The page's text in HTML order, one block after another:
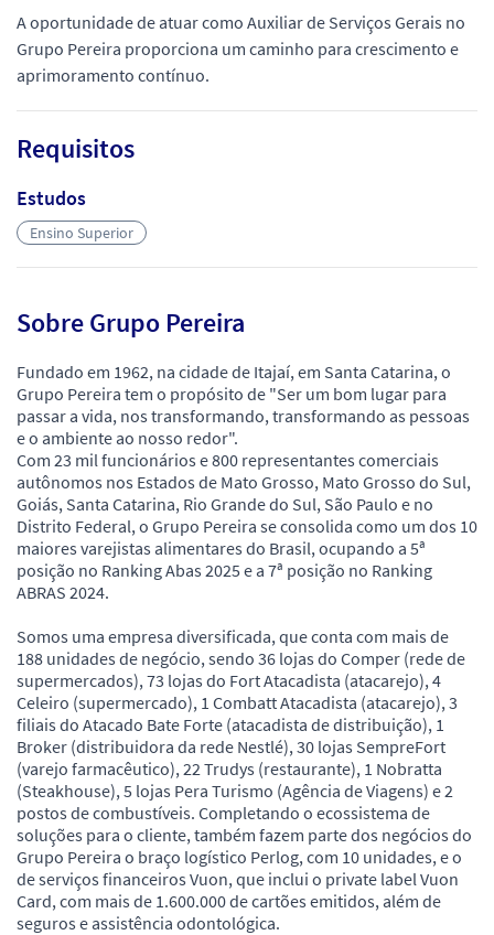
A oportunidade de atuar como Auxiliar de Serviços Gerais no
Grupo Pereira proporciona um caminho para crescimento e
aprimoramento contínuo.
Requisitos
Estudos
Ensino Superior
Sobre Grupo Pereira
Fundado em 1962, na cidade de Itajaí, em Santa Catarina, o
Grupo Pereira tem o propósito de "Ser um bom lugar para
passar a vida, nos transformando, transformando as pessoas
e o ambiente ao nosso redor".
Com 23 mil funcionários e 800 representantes comerciais
autônomos nos Estados de Mato Grosso, Mato Grosso do Sul,
Goiás, Santa Catarina, Rio Grande do Sul, São Paulo e no
Distrito Federal, o Grupo Pereira se consolida como um dos 10
maiores varejistas alimentares do Brasil, ocupando a 5ª
posição no Ranking Abas 2025 e a 7ª posição no Ranking
ABRAS 2024.
Somos uma empresa diversificada, que conta com mais de
188 unidades de negócio, sendo 36 lojas do Comper (rede de
supermercados), 73 lojas do Fort Atacadista (atacarejo), 4
Celeiro (supermercado), 1 Combatt Atacadista (atacarejo), 3
filiais do Atacado Bate Forte (atacadista de distribuição), 1
Broker (distribuidora da rede Nestlé), 30 lojas SempreFort
(varejo farmacêutico), 22 Trudys (restaurante), 1 Nobratta
(Steakhouse), 5 lojas Pera Turismo (Agência de Viagens) e 2
postos de combustíveis. Completando o ecossistema de
soluções para o cliente, também fazem parte dos negócios do
Grupo Pereira o braço logístico Perlog, com 10 unidades, e o
de serviços financeiros Vuon, que inclui o private label Vuon
Card, com mais de 1.600.000 de cartões emitidos, além de
seguros e assistência odontológica.